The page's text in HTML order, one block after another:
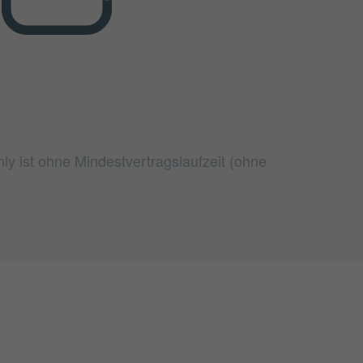
ist ohne Mindestvertragslaufzeit (ohne